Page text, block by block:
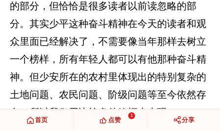
的部分，但恰恰是很多读者以前读忽略的部
分。其实少平这种奋斗精神在今天的读者和观
众里面已经解决了，不需要像当年那样去树立
一个榜样，所有年轻人都可以有他那种奋斗精
神。但少安所在的农村里体现出的特别复杂的
土地问题、农民问题、阶级问题等至今依然存
在，所以我们用比较多的篇幅来表现。
首页
1
点赞 分享